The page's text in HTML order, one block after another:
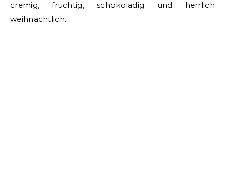
cremig, fruchtig, schokoladig und herrlich
weihnachtlich.